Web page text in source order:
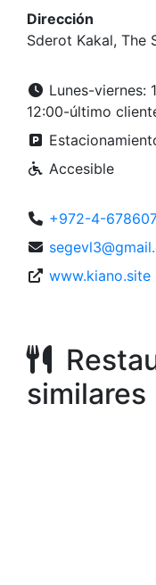
Dirección
Sderot Kakal, The
Lunes-viernes:
12:00-último
Accesible
+972-4-
www.kiano.site
similares